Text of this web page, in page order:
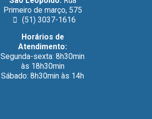
Primeiro de março, 575
(51) 3037-1616
Horários de
Atendimento:
Segunda-sexta: 8h30min
às 18h30min
Sábado: 8h30min às 14h